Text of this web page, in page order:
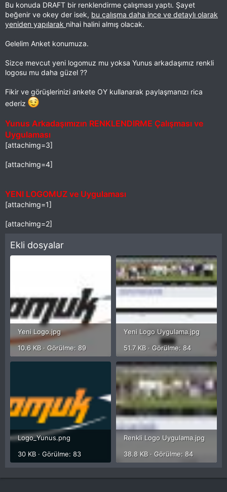
Bu konuda DRAFT bir renklendirme çalışması yaptı. Şayet
beğenir ve okey der isek, bu çalışma daha ince ve detaylı olarak
yeniden yapılarak nihai halini almış olacak.
Gelelim Anket konumuza.
Sizce mevcut yeni logomuz mu yoksa Yunus arkadaşımız renkli
logosu mu daha güzel ??
Fikir ve görüşlerinizi ankete OY kullanarak paylaşmanızı rica
ederiz
Yunus Arkadaşımızın RENKLENDIRME Çalışması ve
Uygulaması
[attachimg=3]
[attachimg=4]
YENI LOGOMUZ ve Uygulaması
[attachimg=1]
[attachimg=2]
Ekli dosyalar
Yeni Logo.jpg
10.6 KB · Görülme: 89
Yeni Logo Uygulama.jpg
51.7 KB · Görülme: 84
Logo_Yunus.png
30 KB · Görülme: 83
Renkli Logo Uygulama.jpg
38.8 KB · Görülme: 84